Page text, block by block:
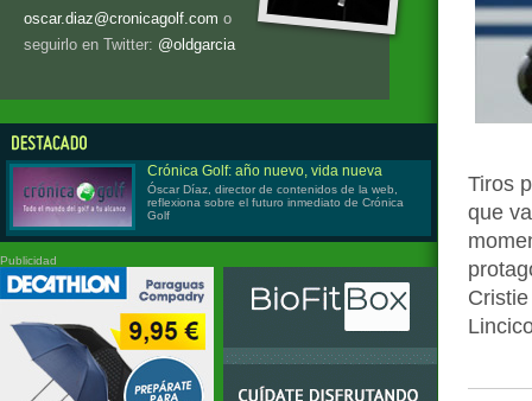
Tiros
que
oscar.diaz@cronicagolf.com o
seguirlo en Twitter: @oldgarcia
Crónica Golf: año nuevo, vida nueva
Óscar Díaz, director de contenidos de la web,
reflexiona sobre el futuro inmediato de Crónica
Golf
Publicidad